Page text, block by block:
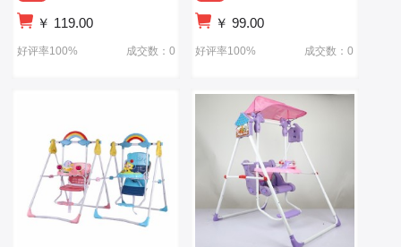
￥ 119.00
好评率100% 成交数：0
￥99.00
好评率100% 成交数：0